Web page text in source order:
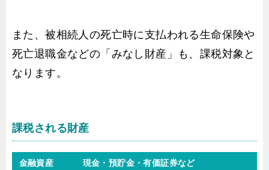
また、被相続人の死亡時に支払われる生命保険や
死亡退職金などの「みなし財産」も、課税対象と
なります。
課税される財産
金融資産 現金・預貯金・有価証券など